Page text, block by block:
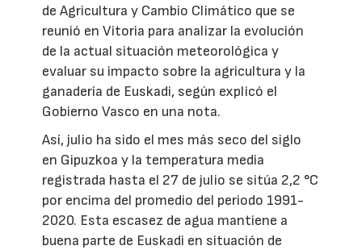
de Agricultura y Cambio Climático que se
reunió en Vitoria para analizar la evolución
de la actual situación meteorológica y
evaluar su impacto sobre la agricultura y la
ganadería de Euskadi, según explicó el
Gobierno Vasco en una nota.
Así, julio ha sido el mes más seco del siglo
en Gipuzkoa y la temperatura media
registrada hasta el 27 de julio se sitúa 2,2 °C
por encima del promedio del periodo 1991-
2020. Esta escasez de agua mantiene a
buena parte de Euskadi en situación de